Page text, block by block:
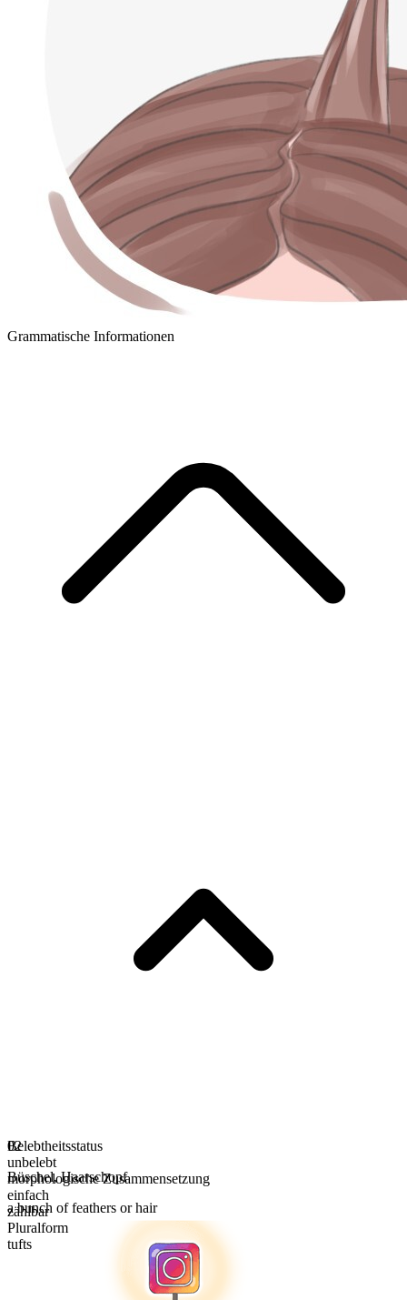
Grammatische Informationen
Belebtheitsstatus
unbelebt
morphologische Zusammensetzung
einfach
zählbar
Pluralform
tufts
02
Büschel,Haarschopf
a bunch of feathers or hair